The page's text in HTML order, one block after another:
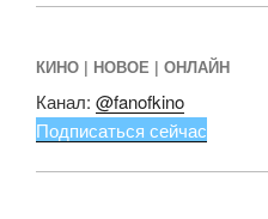
КИНО | НОВОЕ | ОНЛАЙН
Канал: @fanofkino
Подписаться сейчас